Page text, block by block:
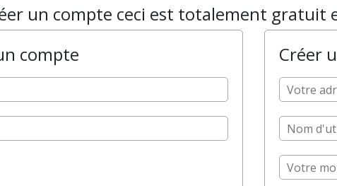
un compte ceci est totalement gratuit
compte
Créer